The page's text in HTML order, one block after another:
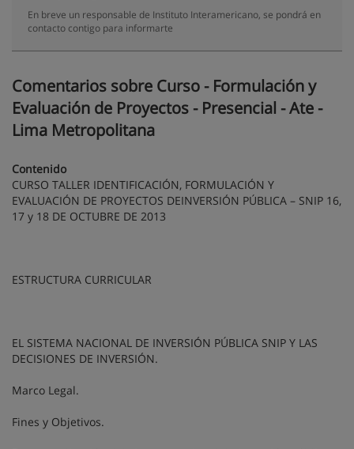
En breve un responsable de Instituto Interamericano, se pondrá en
contacto contigo para informarte
Comentarios sobre Curso - Formulación y
Evaluación de Proyectos - Presencial - Ate -
Lima Metropolitana
Contenido
CURSO TALLER IDENTIFICACIÓN, FORMULACIÓN Y
EVALUACIÓN DE PROYECTOS DEINVERSIÓN PÚBLICA – SNIP 16,
17 y 18 DE OCTUBRE DE 2013
ESTRUCTURA CURRICULAR
EL SISTEMA NACIONAL DE INVERSIÓN PÚBLICA SNIP Y LAS
DECISIONES DE INVERSIÓN.
Marco Legal.
Fines y Objetivos.